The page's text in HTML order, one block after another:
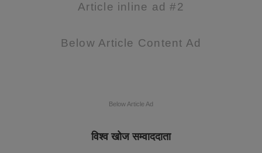
Article inline ad #2
Below Article Content Ad
Below Article Ad
विश्व खोज सम्वाददाता